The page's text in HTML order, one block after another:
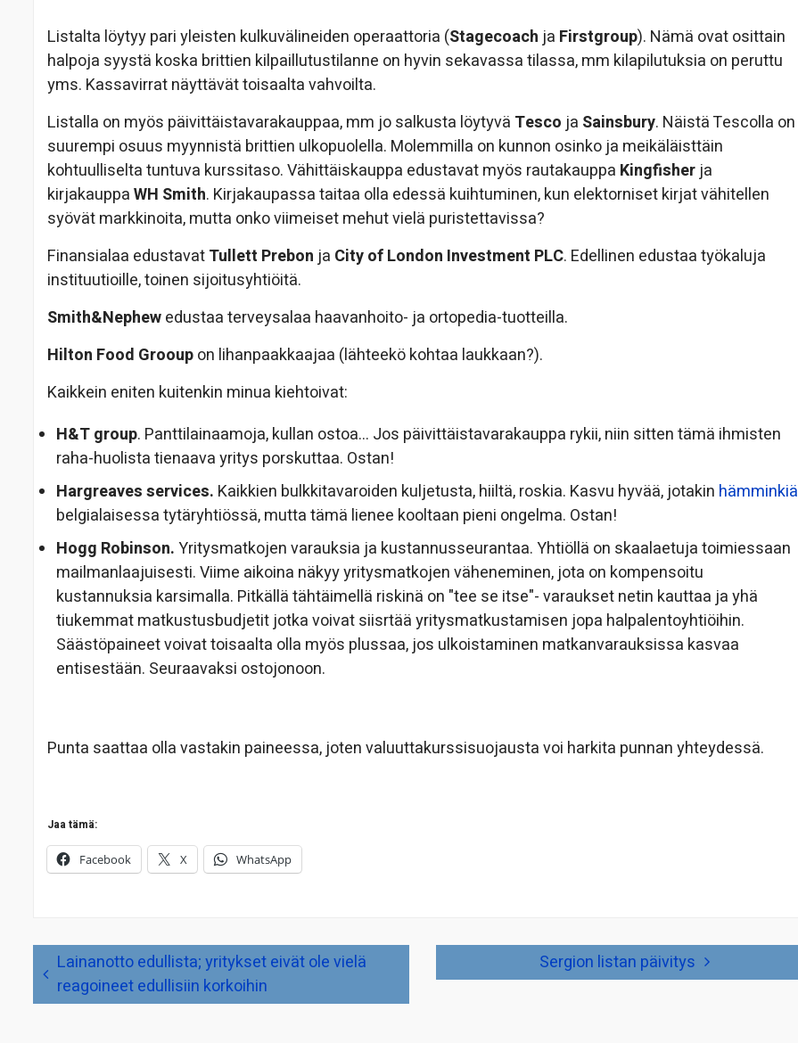
Listalta löytyy pari yleisten kulkuvälineiden operaattoria (Stagecoach ja Firstgroup). Nämä ovat osittain
halpoja syystä koska brittien kilpaillutustilanne on hyvin sekavassa tilassa, mm kilapilutuksia on peruttu
yms. Kassavirrat näyttävät toisaalta vahvoilta.
Listalla on myös päivittäistavarakauppaa, mm jo salkusta löytyvä Tesco ja Sainsbury. Näistä Tescolla on
suurempi osuus myynnistä brittien ulkopuolella. Molemmilla on kunnon osinko ja meikäläisttäin
kohtuulliselta tuntuva kurssitaso. Vähittäiskauppa edustavat myös rautakauppa Kingfisher ja
kirjakauppaWH Smith. Kirjakaupassa taitaa olla edessä kuihtuminen, kun elektorniset kirjat vähitellen
syövät markkinoita, mutta onko viimeiset mehut vielä puristettavissa?
Finansialaa edustavatTullett Prebon ja City of London Investment PLC. Edellinen edustaa työkaluja
instituutioille, toinen sijoitusyhtiöitä.
Smith&Nephewedustaa terveysalaa haavanhoito- ja ortopedia-tuotteilla.
Hilton Food Grooupon lihanpaakkaajaa (lähteekö kohtaa laukkaan?).
Kaikkein eniten kuitenkin minua kiehtoivat:
H&T group. Panttilainaamoja, kullan ostoa… Jos päivittäistavarakauppa rykii, niin sitten tämä ihmisten
raha-huolista tienaava yritys porskuttaa. Ostan!
Hargreaves services. Kaikkien bulkkitavaroiden kuljetusta, hiiltä, roskia. Kasvu hyvää, jotakin hämminkiä
belgialaisessa tytäryhtiössä, mutta tämä lienee kooltaan pieni ongelma. Ostan!
Hogg Robinson.Yritysmatkojen varauksia ja kustannusseurantaa. Yhtiöllä on skaalaetuja toimiessaan
mailmanlaajuisesti. Viime aikoina näkyy yritysmatkojen väheneminen, jota on kompensoitu
kustannuksia karsimalla. Pitkällä tähtäimellä riskinä on "tee se itse"- varaukset netin kauttaa ja yhä
tiukemmat matkustusbudjetit jotka voivat siisrtää yritysmatkustamisen jopa halpalentoyhtiöihin.
Säästöpaineet voivat toisaalta olla myös plussaa, jos ulkoistaminen matkanvarauksissa kasvaa
entisestään. Seuraavaksi ostojonoon.
Punta saattaa olla vastakin paineessa, joten valuuttakurssisuojausta voi harkita punnan yhteydessä.
Jaa tämä:
Facebook X WhatsApp
Artikkelien
selausLainanotto edullista; yritykset eivät ole vielä
reagoineet edullisiin korkoihin
Sergion listan päivitys